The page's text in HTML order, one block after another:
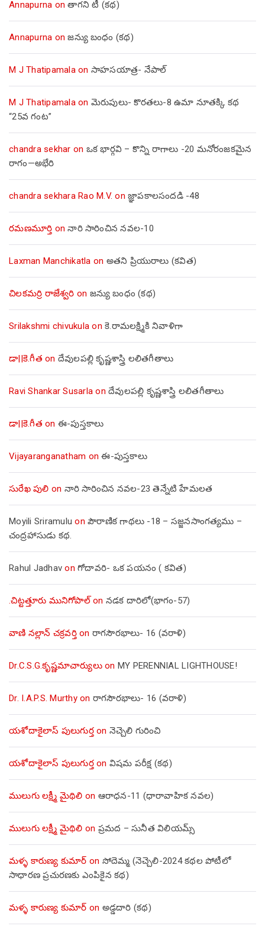
Annapurna onతాగని టీ (కథ)
Annapurna onజన్యు బంధం (కథ)
M J Thatipamalaon సాహసయాత్ర- నేపాల్‌
M J Thatipamalaon మెరుపులు- కొరతలు-8 ఉమా నూతక్కి కథ
“25వ గంట”
chandra sekhar on ఒక భార్గవి – కొన్ని రాగాలు -20 మనోరంజకమైన
రాగం—అభేరి
chandra sekhara Rao M.V. on జ్ఞాపకాలసందడి -48
రమణమూర్తి onనారి సారించిన నవల-10
Laxman Manchikatla on అతని ప్రియురాలు (కవిత)
చిలకమర్రి రాజేశ్వరి on జన్యు బంధం (కథ)
Srilakshmi chivukula on కె.రామలక్ష్మికి నివాళిగా
డా||కె.గీత on దేవులపల్లి కృష్ణశాస్త్రి లలితగీతాలు
Ravi Shankar Susarla on దేవులపల్లి కృష్ణశాస్త్రి లలితగీతాలు
డా||కె.గీత on ఈ-పుస్తకాలు
Vijayaranganatham onఈ-పుస్తకాలు
సురేఖ పులి on నారి సారించిన నవల-23 తెన్నేటి హేమలత
Moyili Sriramulu on పౌరాణిక గాథలు -18 – సజ్జనసాంగత్యము –
చంద్రహాసుడు కథ.
Rahul Jadhav on గోదావరి- ఒక పయనం ( కవిత)
.చిట్టత్తూరు మునిగోపాల్on నడక దారిలో(భాగం-57)
వాణి నల్లాన్ చక్రవర్తిon రాగసౌరభాలు- 16 (వరాళి)
Dr.C.S.G.కృష్ణమాచార్యులుon MY PERENNIAL LIGHTHOUSE!
Dr. I.A.P.S. Murthyon రాగసౌరభాలు- 16 (వరాళి)
యశోదాకైలాస్ పులుగుర్తon నెచ్చెలి గురించి
యశోదాకైలాస్ పులుగుర్తon విషమ పరీక్ష (క‌థ‌)
ములుగు లక్ష్మీ మైథిలి on ఆరాధన-11 (ధారావాహిక నవల)
ములుగు లక్ష్మీ మైథిలి on ప్రమద – సునీత విలియమ్స్
మళ్ళ కారుణ్య కుమార్ on సోదెమ్మ (నెచ్చెలి-2024 కథల పోటీలో
సాధారణ ప్రచురణకు ఎంపికైన కథ)
మళ్ళ కారుణ్య కుమార్ on అడ్డదారి (కథ)